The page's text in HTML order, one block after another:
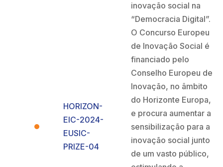
HORIZON-
EIC-2024-
EUSIC-
PRIZE-04
inovação social na
“Democracia Digital”.
O Concurso Europeu
de Inovação Social é
financiado pelo
Conselho Europeu de
Inovação, no âmbito
do Horizonte Europa,
e procura aumentar a
sensibilização para a
inovação social junto
de um vasto público,